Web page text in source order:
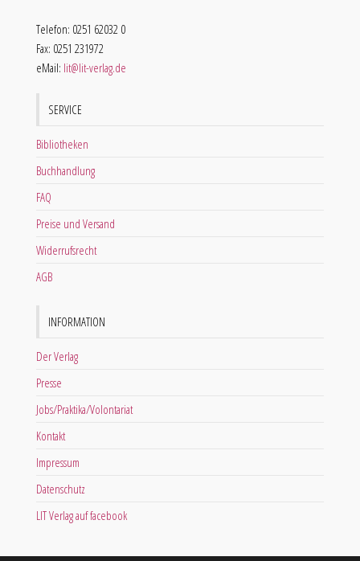
Telefon: 0251 62032 0
Fax: 0251 231972
eMail: lit@lit-verlag.de
SERVICE
Bibliotheken
Buchhandlung
FAQ
Preise und Versand
Widerrufsrecht
AGB
INFORMATION
Der Verlag
Presse
Jobs/Praktika/Volontariat
Kontakt
Impressum
Datenschutz
LIT Verlag auf facebook